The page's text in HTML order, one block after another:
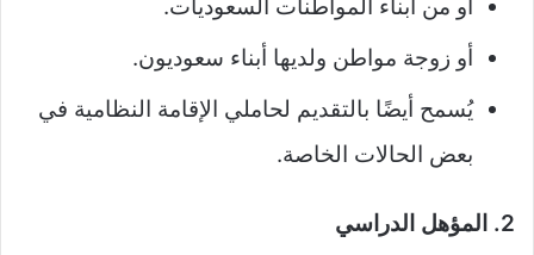
أو من أبناء المواطنات السعوديات.
أو زوجة مواطن ولديها أبناء سعوديون.
يُسمح أيضًا بالتقديم لحاملي الإقامة النظامية في
بعض الحالات الخاصة.
2. المؤهل الدراسي